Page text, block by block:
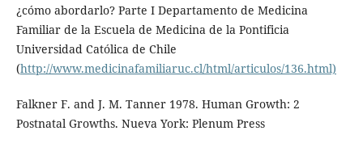
¿cómo abordarlo? Parte I Departamento de Medicina
Familiar de la Escuela de Medicina de la Pontificia
Universidad Católica de Chile
(http://www.medicinafamiliaruc.cl/html/articulos/136.html)
Falkner F. and J. M. Tanner 1978. Human Growth: 2
Postnatal Growths. Nueva York: Plenum Press